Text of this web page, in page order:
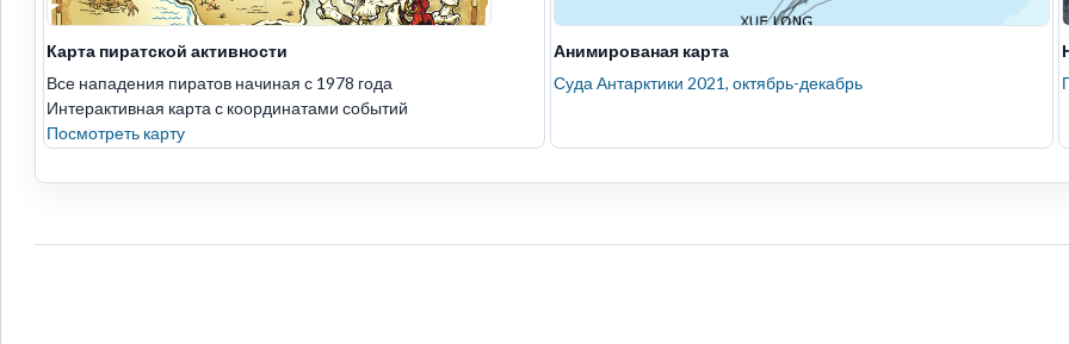
Карта пиратской активности
Все нападения пиратов начиная с 1978 года
Интерактивная карта с координатами событий
Посмотреть карту
Анимированая карта
Суда Антарктики 2021, октябрь-декабрь